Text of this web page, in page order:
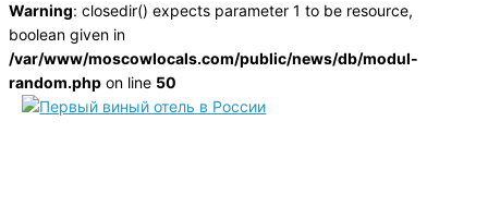
Warning: closedir() expects parameter 1 to be resource,
boolean given in
/var/www/moscowlocals.com/public/news/db/modul-
random.phpon line 50